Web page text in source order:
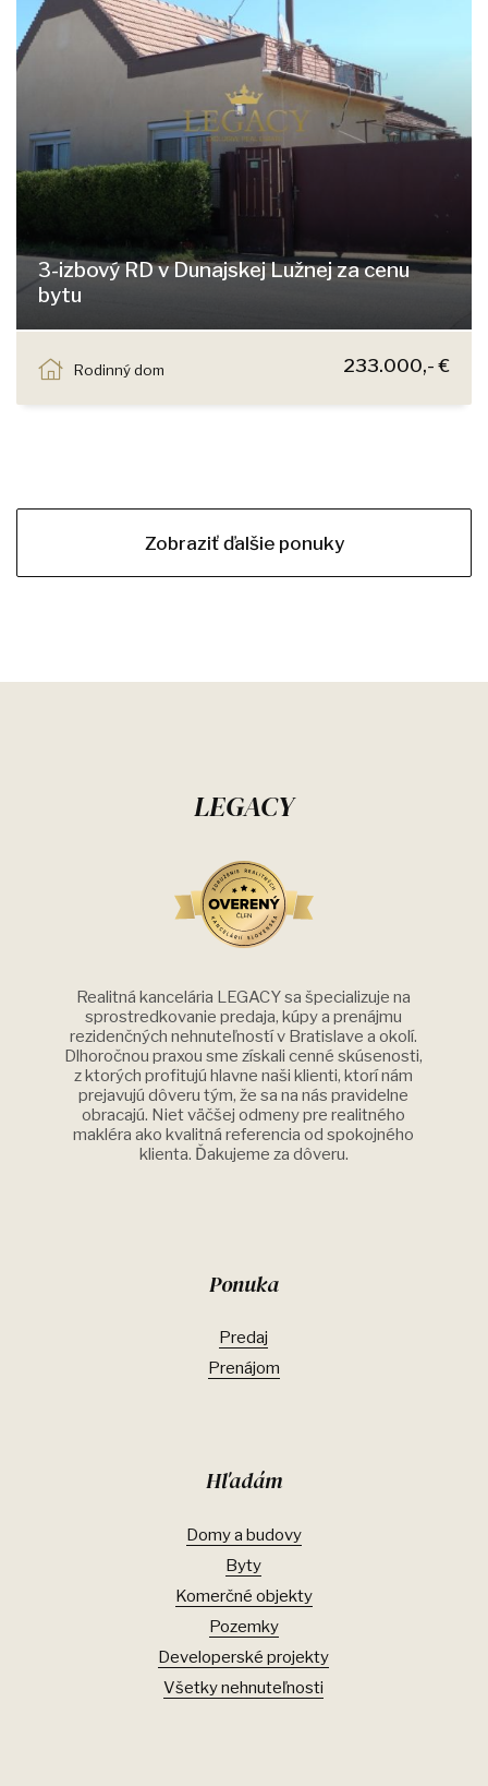
3-izbový RD v Dunajskej Lužnej za cenu
bytu
Rodinný dom
233.000,- €
Zobraziť ďalšie ponuky
LEGACY
Realitná kancelária LEGACY sa špecializuje na
sprostredkovanie predaja, kúpy a prenájmu
rezidenčných nehnuteľností v Bratislave a okolí.
Dlhoročnou praxou sme získali cenné skúsenosti,
z ktorých profitujú hlavne naši klienti, ktorí nám
prejavujú dôveru tým, že sa na nás pravidelne
obracajú. Niet väčšej odmeny pre realitného
makléra ako kvalitná referencia od spokojného
klienta. Ďakujeme za dôveru.
Ponuka
Predaj
Prenájom
Hľadám
Domy a budovy
Byty
Komerčné objekty
Pozemky
Developerské projekty
Všetky nehnuteľnosti